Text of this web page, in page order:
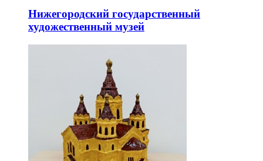
Нижегородский государственный
художественный музей